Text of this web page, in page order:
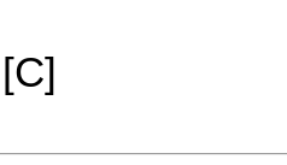
[C]